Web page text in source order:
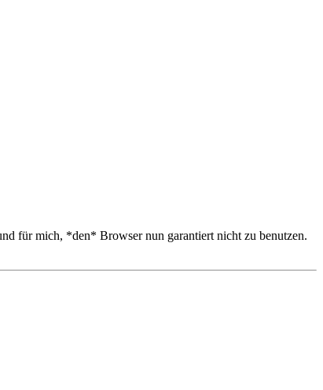
für mich, *den* Browser nun garantiert nicht zu benutzen.